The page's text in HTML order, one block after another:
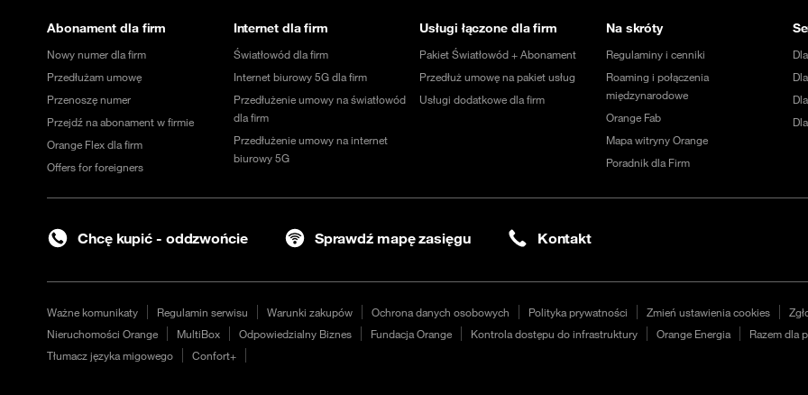
Abonament dla firm
Nowy numer dla firm
Przedłużam umowę
Przenoszę numer
Przejdź na abonament w firmie
Orange Flex dla firm
Offers for foreigners
Internet dla firm
Światłowód dla firm
Internet biurowy 5G dla firm
Przedłużenie umowy na światłowód
dla firm
Przedłużenie umowy na internet
biurowy 5G
Usługi łączone dla firm
Pakiet Światłowód + Abonament
Przedłuż umowę na pakiet usług
Usługi dodatkowe dla firm
Na skróty
Regulaminy i cenniki
Roaming i połączenia
międzynarodowe
Orange Fab
Mapa witryny Orange
Poradnik dla Firm
Chcę kupić - oddzwońcie Sprawdź mapę zasięgu Kontakt
Ważne komunikaty Regulamin serwisu Warunki zakupów Ochrona danych osobowych Polityka prywatności Zmień ustawienia cookies
Nieruchomości Orange
MultiBox Odpowiedzialny Biznes Fundacja Orange Kontrola dostępu do infrastruktury Orange Energia Razem dla
Tłumacz języka migowego
Confort+